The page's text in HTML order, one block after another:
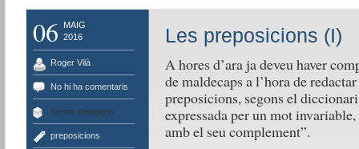
06
MAIG
2016
Roger Vilà
No hi ha comentaris
Sense categoria
preposicions
Les preposicions (I)
A hores d’ara ja deveu haver
de maldecaps a l’hora de
preposicions, segons el
expressada per un mot
amb el seu complement”.